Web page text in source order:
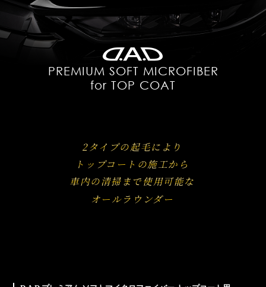
PREMIUM SOFT MICROFIBER
for TOP COAT
2タイプの起毛により
トップコートの施工から
車内の清掃まで使用可能な
オールラウンダー